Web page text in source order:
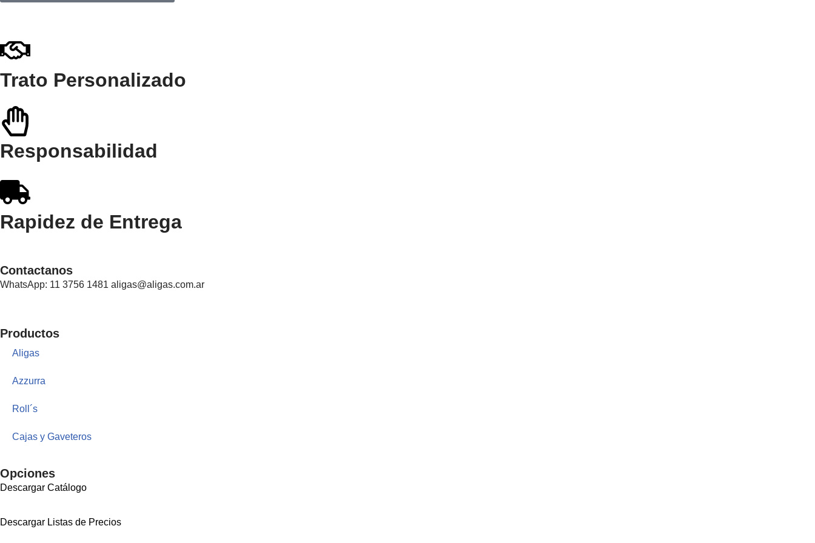
Trato Personalizado
Responsabilidad
Rapidez de Entrega
Contactanos
WhatsApp: 11 3756 1481 aligas@aligas.com.ar
Productos
Aligas
Azzurra
Roll´s
Cajas y Gaveteros
Opciones
Descargar Catálogo
Descargar Listas de Precios